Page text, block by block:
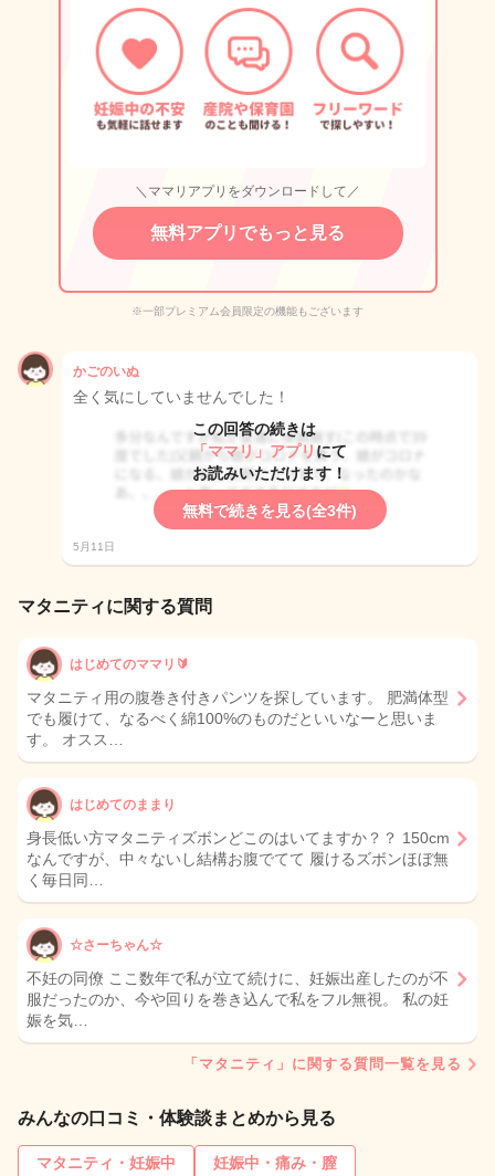
＼ママリアプリをダウンロードして／
無料アプリでもっと見る
※一部プレミアム会員限定の機能もございます
かごのいぬ
全く気にしていませんでした！
この回答の続きは
「ママリ」アプリ にて
お読みいただけます！
無料で続きを見る(全3件)
5月11日
マタニティに関する質問
はじめてのママリ🔰
マタニティ用の腹巻き付きパンツを探しています。 肥満体型
でも履けて、なるべく綿100%のものだといいなーと思いま
す。 オスス…
はじめてのままり
身長低い方マタニティズボンどこのはいてますか？？ 150cm
なんですが、中々ないし結構お腹でてて 履けるズボンほぼ無
く毎日同…
☆さーちゃん☆
不妊の同僚 ここ数年で私が立て続けに、妊娠出産したのが不
服だったのか、今や回りを巻き込んで私をフル無視。 私の妊
娠を気…
「マタニティ」に関する質問一覧を見る
みんなの口コミ・体験談まとめから見る
マタニティ・妊娠中
妊娠中・痛み・膣